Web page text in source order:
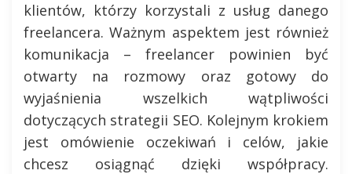
klientów, którzy korzystali z usług danego
freelancera. Ważnym aspektem jest również
komunikacja – freelancer powinien być
otwarty na rozmowy oraz gotowy do
wyjaśnienia wszelkich wątpliwości
dotyczących strategii SEO. Kolejnym krokiem
jest omówienie oczekiwań i celów, jakie
chcesz osiągnąć dzięki współpracy.